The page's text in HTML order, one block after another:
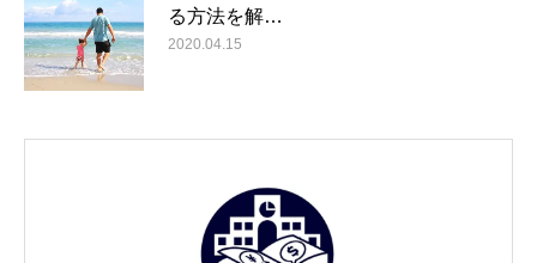
る方法を解…
2020.04.15